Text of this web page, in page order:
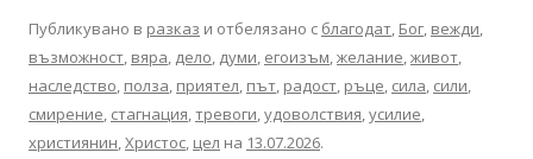
Публикувано в разказ и отбелязано с благодат, Бог, вежди,
възможност, вяра, дело, думи, егоизъм,желание,живот,
наследство, полза, приятел, път, радост, ръце, сила, сили,
смирение, стагнация,тревоги,удоволствия,усилие,
християнин,Христос, цел на 13.07.2026.